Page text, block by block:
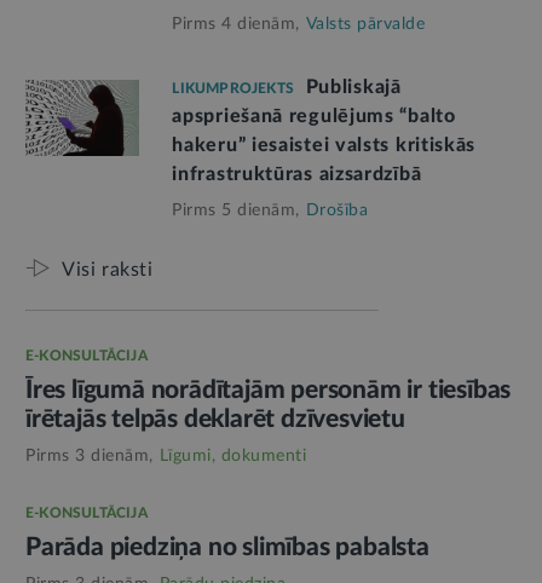
Pirms 4 dienām, Valsts pārvalde
LIKUMPROJEKTS
Publiskajā
apspriešanā regulējums “balto
hakeru” iesaistei valsts kritiskās
infrastruktūras aizsardzībā
Pirms 5 dienām, Drošība
Visi raksti
E-KONSULTĀCIJA
Īres līgumā norādītajām personām ir tiesības
īrētajās telpās deklarēt dzīvesvietu
Pirms 3 dienām, Līgumi, dokumenti
E-KONSULTĀCIJA
Parāda piedziņa no slimības pabalsta